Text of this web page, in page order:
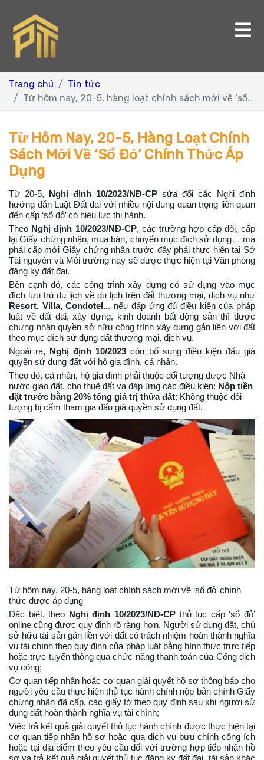
Trang chủ
Tin tức
Từ hôm nay, 20-5, hàng loạt chính sách mới về ‘sổ đỏ’ chính thức áp dụng
Từ Hôm Nay, 20-5, Hàng Loạt Chính
Sách Mới Về ‘sổ Đỏ’ Chính Thức Áp
Dụng
Từ 20-5, Nghị định 10/2023/NĐ-CP sửa đổi các Nghị định
hướng dẫn Luật Đất đai với nhiều nội dung quan trọng liên quan
đến cấp ‘sổ đỏ’ có hiệu lực thi hành.
Theo Nghị định 10/2023/NĐ-CP, các trường hợp cấp đổi, cấp
lại Giấy chứng nhận, mua bán, chuyển mục đích sử dụng… mà
phải cấp mới Giấy chứng nhận trước đây phải thực hiện tại Sở
Tài nguyên và Môi trường nay sẽ được thực hiện tại Văn phòng
đăng ký đất đai.
Bên cạnh đó, các công trình xây dựng có sử dụng vào mục
đích lưu trú du lịch về du lịch trên đất thương mại, dịch vụ như
Resort, Villa, Condotel... nếu đáp ứng đủ điều kiện của pháp
luật về đất đai, xây dựng, kinh doanh bất động sản thì được
chứng nhận quyền sở hữu công trình xây dựng gắn liền với đất
theo mục đích sử dụng đất thương mại, dịch vụ.
Ngoài ra, Nghị định 10/2023 còn bổ sung điều kiện đấu giá
quyền sử dụng đất với hộ gia đình, cá nhân.
Theo đó, cá nhân, hộ gia đình phải thuộc đối tượng được Nhà
nước giao đất, cho thuê đất và đáp ứng các điều kiện: Nộp tiền
đặt trước bằng 20% tổng giá trị thửa đất; Không thuộc đối
tượng bị cấm tham gia đấu giá quyền sử dụng đất.
Từ hôm nay, 20-5, hàng loạt chính sách mới về ‘sổ đỏ’ chính
thức được áp dụng
Đặc biệt, theo Nghị định 10/2023/NĐ-CP thủ tục cấp ‘sổ đỏ’
online cũng được quy định rõ ràng hơn. Người sử dụng đất, chủ
sở hữu tài sản gắn liền với đất có trách nhiệm hoàn thành nghĩa
vụ tài chính theo quy định của pháp luật bằng hình thức trực tiếp
hoặc trực tuyến thông qua chức năng thanh toán của Cổng dịch
vụ công;
Cơ quan tiếp nhận hoặc cơ quan giải quyết hồ sơ thông báo cho
người yêu cầu thực hiện thủ tục hành chính nộp bản chính Giấy
chứng nhận đã cấp, các giấy tờ theo quy định sau khi người sử
dụng đất hoàn thành nghĩa vụ tài chính;
Việc trả kết quả giải quyết thủ tục hành chính được thực hiện tại
cơ quan tiếp nhận hồ sơ hoặc qua dịch vụ bưu chính công ích
hoặc tại địa điểm theo yêu cầu đối với trường hợp tiếp nhận hồ